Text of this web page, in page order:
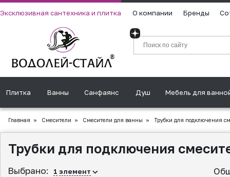
Эксклюзивная сантехника и плитка О компании Бренды
Плитка Ванны Санфаянс Душ Мебель для
Главная » Смесители » Смесители для ванны » Трубки для подключения
Трубки для подключения
Выбрано: 1 элемент